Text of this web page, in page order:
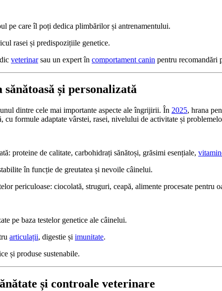
pe care îl poți dedica plimbărilor și antrenamentului.
rasei și predispozițiile genetice.
veterinarsau un expert în comportament canin pentru recomandări
și personalizată
dintre cele mai importante aspecte ale îngrijirii. În 2025, hrana
cu formule adaptate vârstei, rasei, nivelului de activitate și
proteine de calitate, carbohidrați sănătoși, grăsimi esențiale,
în funcție de greutatea și nevoile câinelui.
periculoase: ciocolată, struguri, ceapă, alimente procesate pentru
pe baza testelor genetice ale câinelui.
articulații, digestie și imunitate.
și produse sustenabile.
și controale veterinare